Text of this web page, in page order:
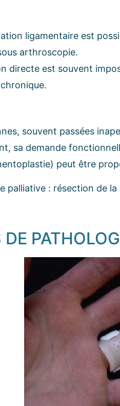
ligamentaire est
arthroscopie.
directe est souvent
souvent passées
sa demande
peut être
palliative : résection de la